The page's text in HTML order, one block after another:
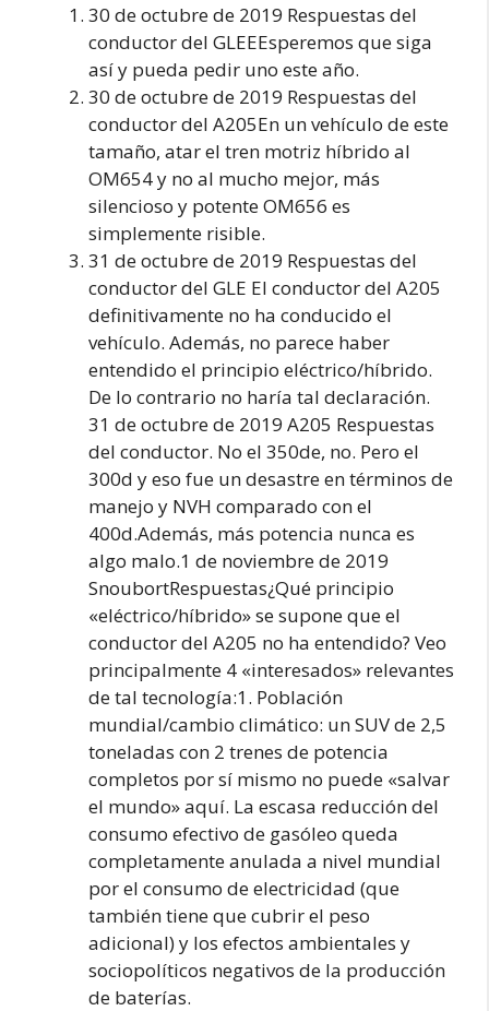
30 de octubre de 2019 Respuestas del
conductor del GLEEEsperemos que siga
así y pueda pedir uno este año.
30 de octubre de 2019 Respuestas del
conductor del A205En un vehículo de este
tamaño, atar el tren motriz híbrido al
OM654 y no al mucho mejor, más
silencioso y potente OM656 es
simplemente risible.
31 de octubre de 2019 Respuestas del
conductor del GLE El conductor del A205
definitivamente no ha conducido el
vehículo. Además, no parece haber
entendido el principio eléctrico/híbrido.
De lo contrario no haría tal declaración.
31 de octubre de 2019 A205 Respuestas
del conductor. No el 350de, no. Pero el
300d y eso fue un desastre en términos de
manejo y NVH comparado con el
400d.Además, más potencia nunca es
algo malo.1 de noviembre de 2019
SnoubortRespuestas¿Qué principio
«eléctrico/híbrido» se supone que el
conductor del A205 no ha entendido? Veo
principalmente 4 «interesados» relevantes
de tal tecnología:1. Población
mundial/cambio climático: un SUV de 2,5
toneladas con 2 trenes de potencia
completos por sí mismo no puede «salvar
el mundo» aquí. La escasa reducción del
consumo efectivo de gasóleo queda
completamente anulada a nivel mundial
por el consumo de electricidad (que
también tiene que cubrir el peso
adicional) y los efectos ambientales y
sociopolíticos negativos de la producción
de baterías.